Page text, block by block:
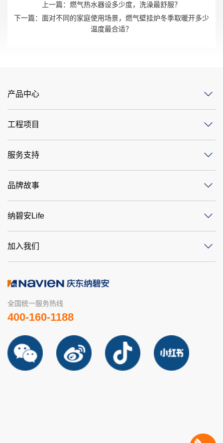
上一篇： 燃气热水器设多少度，洗澡最舒服？
下一篇： 面对不同的家庭使用场景，燃气壁挂炉冬季取暖开多少
温度最合适？
产品中心
工程项目
服务支持
品牌故事
纳碧安Life
加入我们
全国统一服务热线
400-160-1188